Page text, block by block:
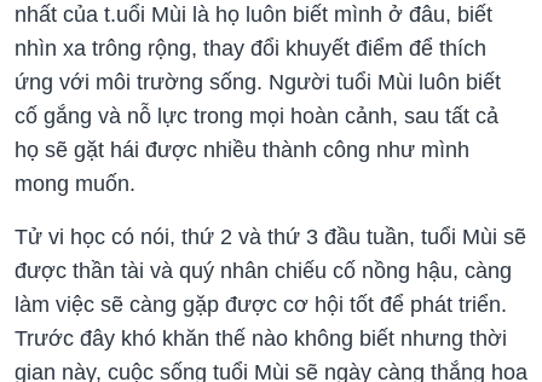
nhất của t.uổi Mùi là họ luôn biết mình ở đâu, biết
nhìn xa trông rộng, thay đổi khuyết điểm để thích
ứng với môi trường sống. Người tuổi Mùi luôn biết
cố gắng và nỗ lực trong mọi hoàn cảnh, sau tất cả
họ sẽ gặt hái được nhiều thành công như mình
mong muốn.
Tử vi học có nói, thứ 2 và thứ 3 đầu tuần, tuổi Mùi sẽ
được thần tài và quý nhân chiếu cố nồng hậu, càng
làm việc sẽ càng gặp được cơ hội tốt để phát triển.
Trước đây khó khăn thế nào không biết nhưng thời
gian này, cuộc sống tuổi Mùi sẽ ngày càng thắng hoa